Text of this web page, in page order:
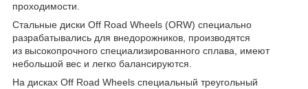
проходимости.
Стальные диски Off Road Wheels (ORW) специально
разрабатывались для внедорожников, производятся
из высокопрочного специализированного сплава, имеют
небольшой вес и легко балансируются.
На дисках Off Road Wheels специальный треугольный